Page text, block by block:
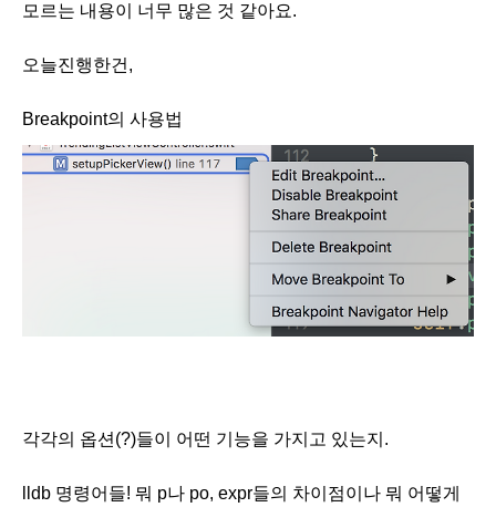
모르는 내용이 너무 많은 것 같아요.
오늘진행한건,
Breakpoint의 사용법
각각의 옵션(?)들이 어떤 기능을 가지고 있는지.
lldb 명령어들! 뭐 p나 po, expr들의 차이점이나 뭐 어떻게